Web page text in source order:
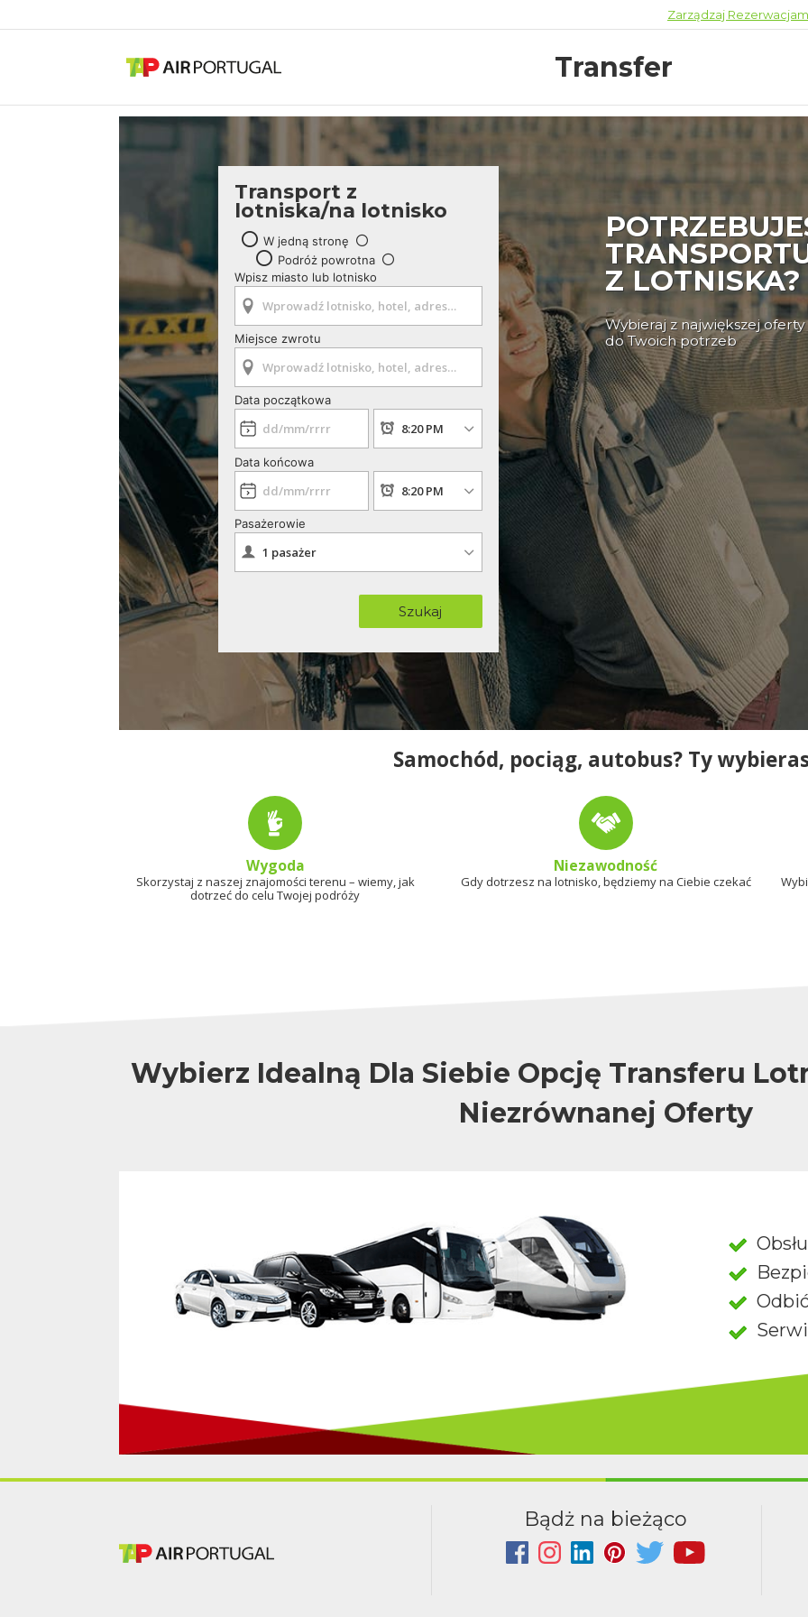
Zarządzaj
Transfer
Transport z
lotniska/na lotnisko
W jedną stronę
Podróż powrotna
Wpisz miasto lub lotnisko
Miejsce zwrotu
Data początkowa
Data końcowa
Pasażerowie
Szukaj
Z LOTNISKA?
Wybieraj z największej
do Twoich potrzeb
Samochód, pociąg, autobus? Ty
Wygoda
Skorzystaj z naszej znajomości terenu – wiemy, jak
dotrzeć do celu Twojej podróży
Niezawodność
Gdy dotrzesz na lotnisko, będziemy na Ciebie czekać
Wybierz Idealną Dla Siebie Opcję Transferu
Niezrównanej Oferty
Bądż na bieżąco